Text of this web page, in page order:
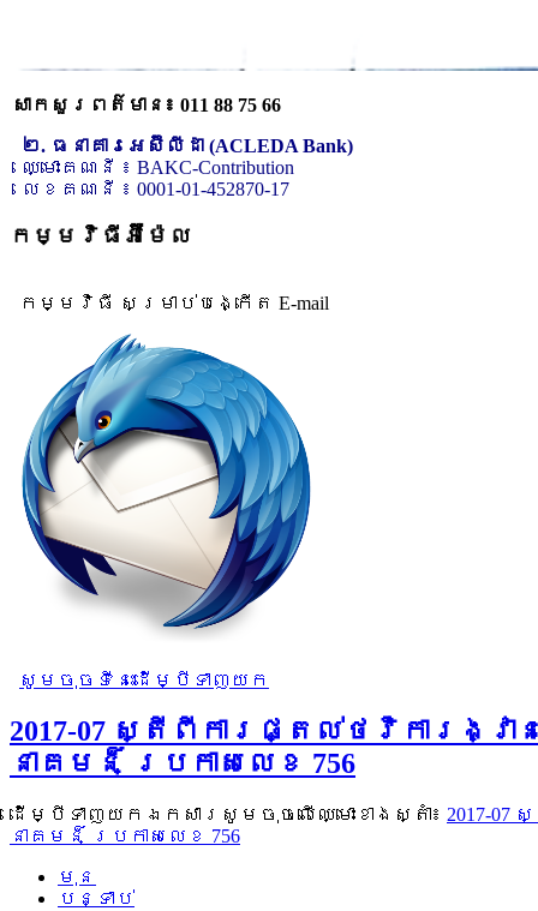
សាកសួរពត៌មាន៖ 011 88 75 66
២. ធនាគារអេស៊ីលីដា (ACLEDA Bank)
ឈ្មោះគណនី ៖ BAKC-Contribution
លេខគណនី ៖ 0001-01-452870-17
កម្មវិធីអ៊ីម៉ែល
កម្មវិធី សម្រាប់បង្កើត E-mail
សូមចុចទីនេះដើម្បីទាញយក
2017-07 ស្តីពីការផ្តល់ថវិការង្
នាគមន៏ ប្រកាសលេខ 756
ដើម្បីទាញយកឯកសារសូមចុចលើឈ្មោះខាងស្តាំ៖ 2017-
នាគមន៏ ប្រកាសលេខ 756
មុន
បន្ទាប់